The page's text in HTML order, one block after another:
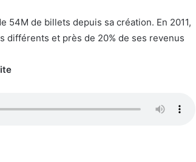
54M de billets depuis sa création. En 2011,
différents et près de 20% de ses revenus